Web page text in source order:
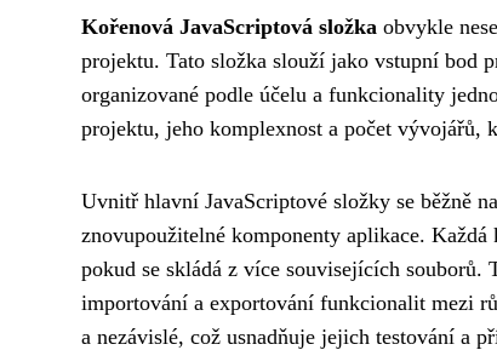
Kořenová JavaScriptová složka obvykle
projektu. Tato složka slouží jako vstupní bod
organizované podle účelu a funkcionality
projektu, jeho komplexnost a počet vývojářů,
Uvnitř hlavní JavaScriptové složky se běžně
znovupoužitelné komponenty aplikace.
pokud se skládá z více souvisejících souborů.
importování a exportování funkcionalit mezi
a nezávislé, což usnadňuje jejich testování a